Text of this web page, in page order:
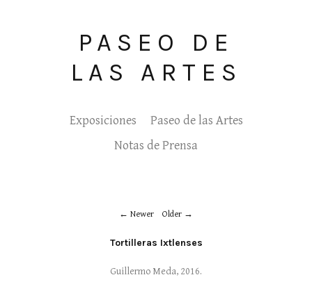
PASEO DE
LAS ARTES
Exposiciones
Paseo de las Artes
Notas de Prensa
Newer Older
Tortilleras Ixtlenses
Guillermo Meda, 2016.